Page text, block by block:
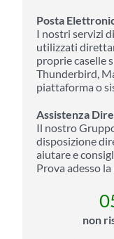
Posta
I nostri servizi
utilizzati
proprie caselle
Thunderbird,
piattaforma o
Assistenza
Il nostro
disposizione
aiutare e
Prova adesso
non